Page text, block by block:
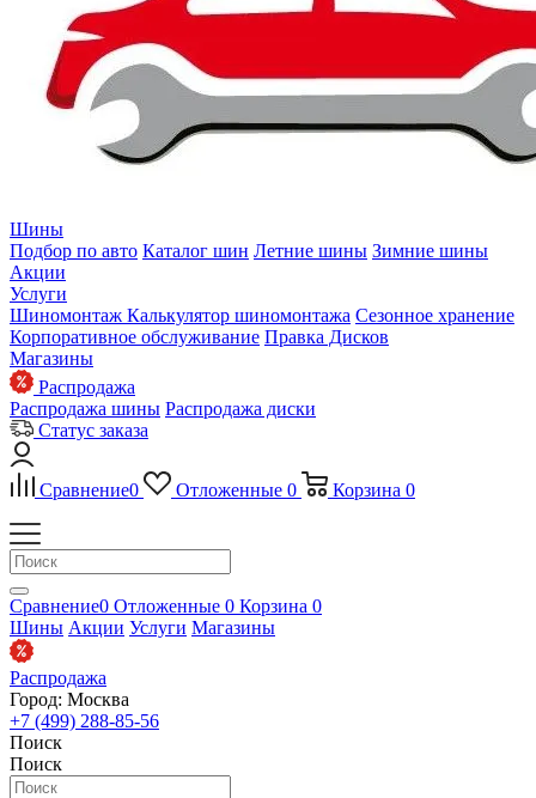
Шины
Подбор по авто Каталог шин Летние шины Зимние шины
Акции
Услуги
Шиномонтаж Калькулятор шиномонтажа Сезонное хранение
Корпоративное обслуживание Правка Дисков
Магазины
Распродажа
Распродажа шины Распродажа диски
Статус заказа
Сравнение0 Отложенные 0 Корзина 0
Сравнение0 Отложенные 0 Корзина 0
Шины Акции Услуги Магазины
Распродажа
Город: Москва
+7 (499) 288-85-56
Поиск
Поиск